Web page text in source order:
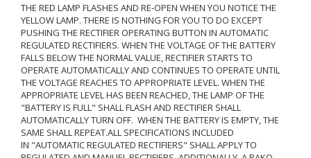
THE RED LAMP FLASHES AND RE-OPEN WHEN YOU NOTICE THE
YELLOW LAMP. THERE IS NOTHING FOR YOU TO DO EXCEPT
PUSHING THE RECTIFIER OPERATING BUTTON IN AUTOMATIC
REGULATED RECTIFIERS. WHEN THE VOLTAGE OF THE BATTERY
FALLS BELOW THE NORMAL VALUE, RECTIFIER STARTS TO
OPERATE AUTOMATICALLY AND CONTINUES TO OPERATE UNTIL
THE VOLTAGE REACHES TO APPROPRIATE LEVEL. WHEN THE
APPROPRIATE LEVEL HAS BEEN REACHED, THE LAMP OF THE
"BATTERY IS FULL" SHALL FLASH AND RECTIFIER SHALL
AUTOMATICALLY TURN OFF. WHEN THE BATTERY IS EMPTY, THE
SAME SHALL REPEAT.ALL SPECIFICATIONS INCLUDED
IN "AUTOMATIC REGULATED RECTIFIERS" SHALL APPLY TO